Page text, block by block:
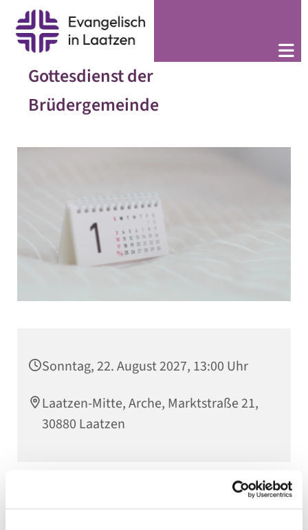
Gottesdienst der
Brüdergemeinde
Sonntag, 22. August 2027, 13:00 Uhr
Laatzen-Mitte, Arche, Marktstraße 21,
30880 Laatzen